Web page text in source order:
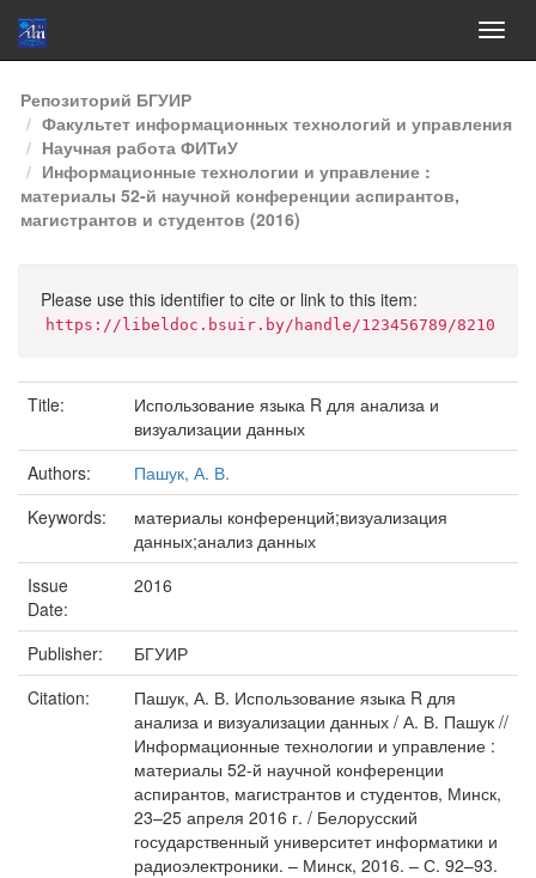
Skip
navigation
Репозиторий БГУИР
Факультет информационных технологий и управления
Научная работа ФИТиУ
Информационные технологии и управление :
материалы 52-й научной конференции аспирантов,
магистрантов и студентов (2016)
Please use this identifier to cite or link to this item:
https://libeldoc.bsuir.by/handle/123456789/8210
Title:
Использование языка R для анализа и
визуализации данных
Authors:
Пашук, А. В.
Keywords:
материалы конференций;визуализация
данных;анализ данных
Issue
Date:
2016
Publisher:
БГУИР
Citation:
Пашук, А. В. Использование языка R для
анализа и визуализации данных / А. В. Пашук //
Информационные технологии и управление :
материалы 52-й научной конференции
аспирантов, магистрантов и студентов, Минск,
23–25 апреля 2016 г. / Белорусский
государственный университет информатики и
радиоэлектроники. – Минск, 2016. – С. 92–93.